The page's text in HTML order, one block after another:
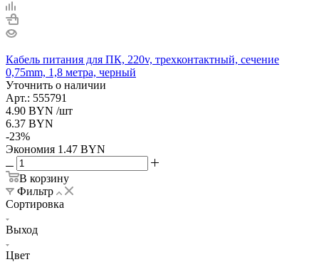
Кабель питания для ПК, 220v, трехконтактный, сечение
0,75mm, 1,8 метра, черный
Уточнить о наличии
Арт.: 555791
4.90 BYN /шт
6.37 BYN
-23%
Экономия 1.47 BYN
В корзину
Фильтр
Сортировка
Выход
Цвет